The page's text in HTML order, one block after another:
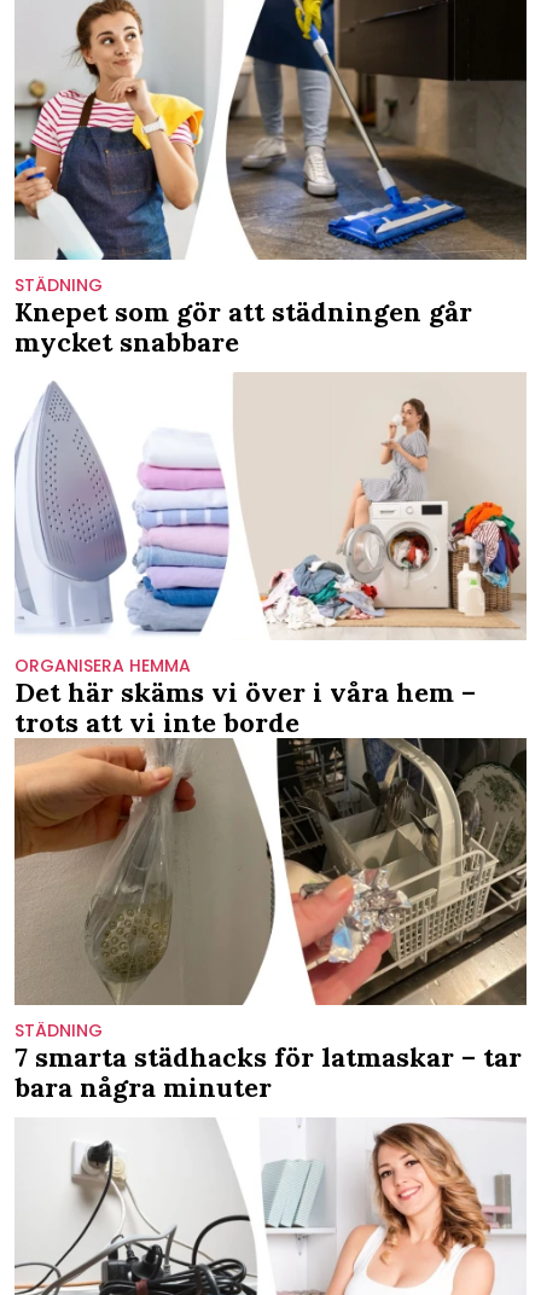
STÄDNING
Knepet som gör att städningen går
mycket snabbare
ORGANISERA HEMMA
Det här skäms vi över i våra hem –
trots att vi inte borde
STÄDNING
7 smarta städhacks för latmaskar – tar
bara några minuter